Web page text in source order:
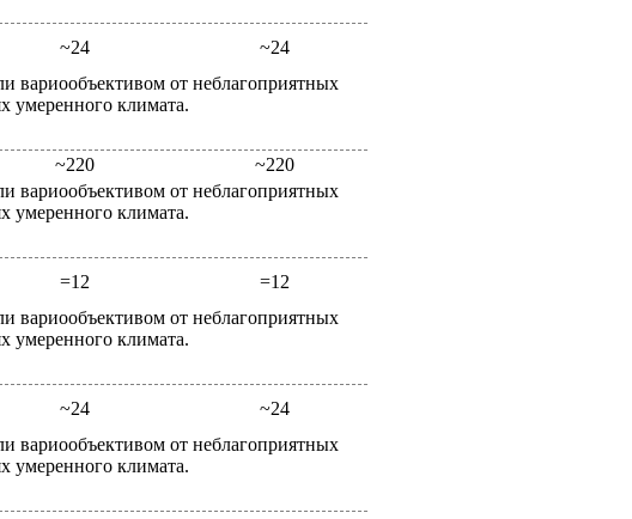
~24 ~24
вариообъективом от неблагоприятных
умеренного климата.
~220
~220
вариообъективом от неблагоприятных
умеренного климата.
=12 =12
вариообъективом от неблагоприятных
умеренного климата.
~24 ~24
вариообъективом от неблагоприятных
умеренного климата.